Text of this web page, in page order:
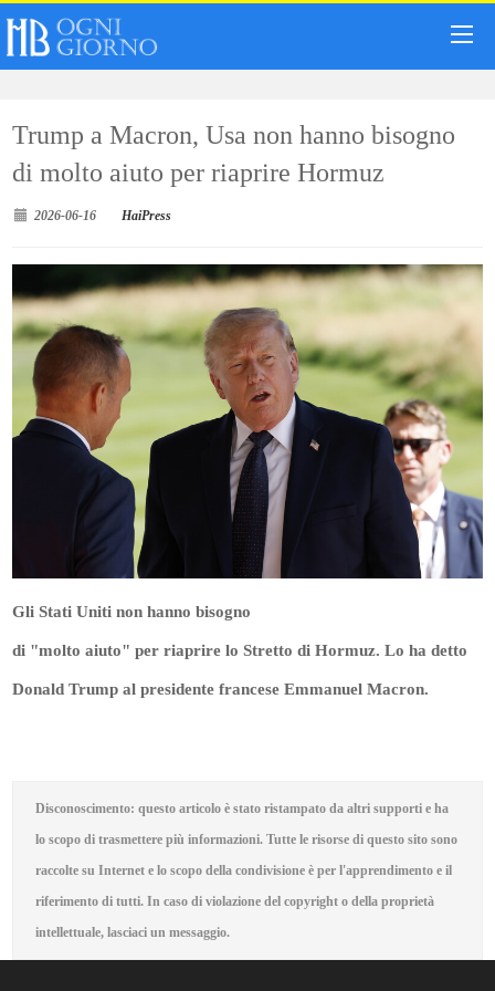
Trump a Macron, Usa non hanno bisogno
di molto aiuto per riaprire Hormuz
2026-06-16 HaiPress
Gli Stati Uniti non hanno bisogno
di "molto aiuto" per riaprire lo Stretto di Hormuz. Lo ha detto
Donald Trump al presidente francese Emmanuel Macron.
Disconoscimento: questo articolo è stato ristampato da altri supporti e ha
lo scopo di trasmettere più informazioni. Tutte le risorse di questo sito sono
raccolte su Internet e lo scopo della condivisione è per l'apprendimento e il
riferimento di tutti. In caso di violazione del copyright o della proprietà
intellettuale, lasciaci un messaggio.